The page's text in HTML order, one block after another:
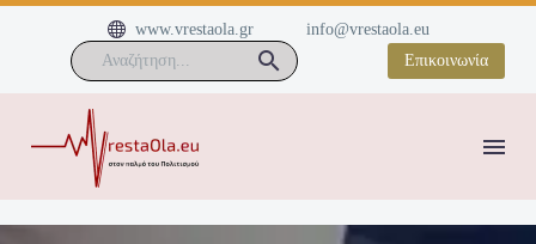

 www.vrestaola.gr
info@vrestaola.eu
Επικοινωνία